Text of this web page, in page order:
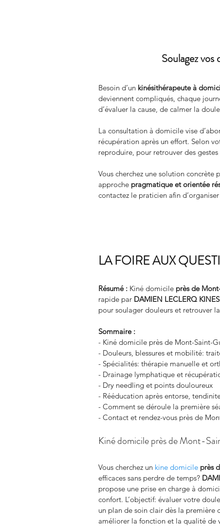
Soulagez
Besoin d’un kinésithérapeute à
deviennent compliqués, chaque
d’évaluer la cause, de calmer la
La consultation à domicile vise
récupération après un effort. Selon
reproduire, pour retrouver des
Vous cherchez une solution concrète
approche pragmatique et orientée
contactez le praticien afin
LA FOIRE AUX
Résumé : Kiné domicile près de
rapide par DAMIEN LECLERQ
pour soulager douleurs et retrouver
Sommaire :
- Kiné domicile près de Mont-Saint-
- Douleurs, blessures et mobilité:
- Spécialités: thérapie manuelle et
- Drainage lymphatique et
- Dry needling et points douloureux
- Rééducation après entorse,
- Comment se déroule la première
- Contact et rendez-vous près de
Kiné domicile près de Mont-
Vous cherchez un kine domicile près
efficaces sans perdre de temps?
propose une prise en charge à
confort. L’objectif: évaluer votre
un plan de soin clair dès la première
améliorer la fonction et la qualité de